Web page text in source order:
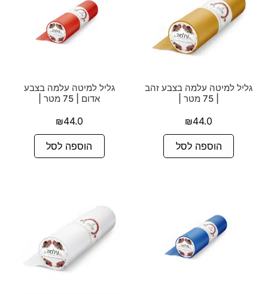
גליל למיטה עלמה בצבע זהב
₪44.0
הוספה לסל
גליל למיטה עלמה בצבע
אדום | 75 מטר |
₪44.0
הוספה לסל